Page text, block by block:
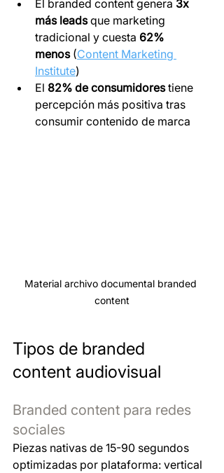
El branded content genera 3x
más leads que marketing
tradicional y cuesta 62%
menos (Content Marketing
Institute)
El 82% de consumidores tiene
percepción más positiva tras
consumir contenido de marca
Material archivo documental branded
content
Tipos de branded
content audiovisual
Branded content para redes
sociales
Piezas nativas de 15-90 segundos
optimizadas por plataforma: vertical